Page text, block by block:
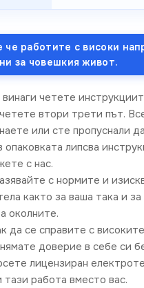
че работите с високи
за човешкия живот.
четете
втори трети път.
или сте пропуснали да
липсва
с нас.
с нормите и
както за ваша така и за
околните.
да се справите с високите
доверие в себе си
лицензиран
работа вместо вас.